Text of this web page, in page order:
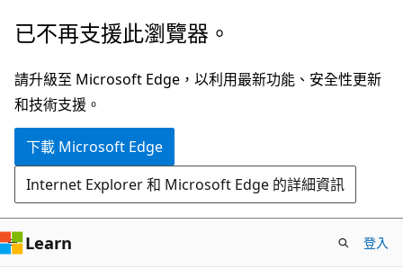
跳
主
要
內
跳
頁
面
內
覽
已不再支援此瀏覽器。
請升級至 Microsoft Edge，以利用最新功能、安全性更新
和技術支援。
下載 Microsoft Edge
Internet Explorer 和 Microsoft Edge 的詳細資訊
Learn 登入